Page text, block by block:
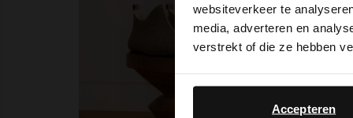
websiteverkeer te
media, adverteren en
verstrekt of die ze hebben
Accepteren